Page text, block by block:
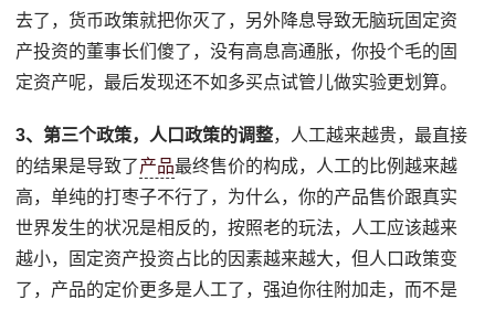
去了，货币政策就把你灭了，另外降息导致无脑玩固定资
产投资的董事长们傻了，没有高息高通胀，你投个毛的固
定资产呢，最后发现还不如多买点试管儿做实验更划算。
3、第三个政策，人口政策的调整，人工越来越贵，最直接
的结果是导致了产品最终售价的构成，人工的比例越来越
高，单纯的打枣子不行了，为什么，你的产品售价跟真实
世界发生的状况是相反的，按照老的玩法，人工应该越来
越小，固定资产投资占比的因素越来越大，但人口政策变
了，产品的定价更多是人工了，强迫你往附加走，而不是